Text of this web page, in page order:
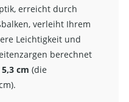
erreicht durch
verleiht Ihrem
Leichtigkeit und
berechnet
cm (die